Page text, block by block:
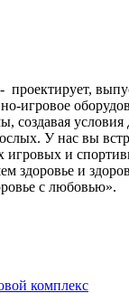
игровое
создавая
У нас вы
игровых и
здоровье и
с любовью».
комплекс